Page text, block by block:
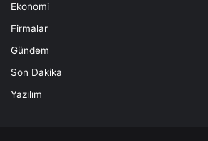
Ekonomi
Firmalar
Gündem
Son Dakika
Yazılım